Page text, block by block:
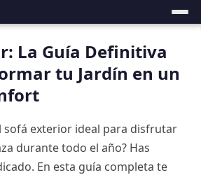
La Guía Definitiva
tu Jardín en un
sofá exterior ideal para disfrutar
durante todo el año? Has
En esta guía completa te